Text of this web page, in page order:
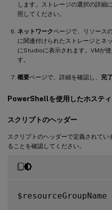
します。ストレージの選択の詳細
照してください。
ネットワークページで、リソース
に関連付けられたストレージとネ
にStudioに表示されます。VMが
す。
概要ページで、詳細を確認し、 完了
PowerShellを使用したホステ
スクリプトのヘッダー
スクリプトのヘッダーで定義されて
ることを確認してください。
$resourceGroupName